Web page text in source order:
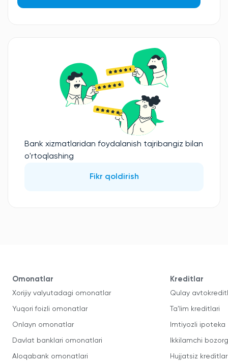
Bank xizmatlaridan foydalanish tajribangiz bilan
o'rtoqlashing
Fikr qoldirish
Omonatlar
Xorijiy valyutadagi omonatlar
Yuqori foizli omonatlar
Onlayn omonatlar
Davlat banklari omonatlari
Aloqabank omonatlari
Kreditlar
Qulay
Ta'lim kreditlari
Imtiyozli ipoteka
Ikkilamchi
Hujjatsiz kreditlar